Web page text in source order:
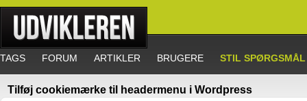
TAGS FORUM ARTIKLER BRUGERE STIL SPØRGSMÅL
Tilføj cookiemærke til headermenu i Wordpress